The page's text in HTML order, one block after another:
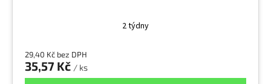
2 týdny
29,40 Kč bez DPH
35,57 Kč / ks